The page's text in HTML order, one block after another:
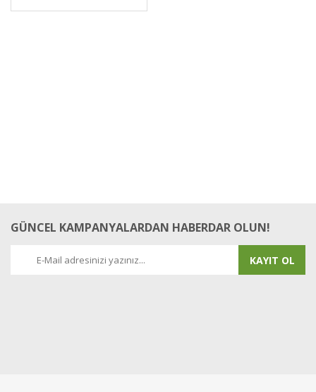
GÜNCEL KAMPANYALARDAN HABERDAR OLUN!
KAYIT OL